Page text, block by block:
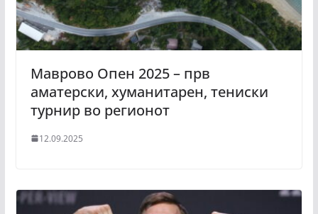
Маврово Опен 2025 – прв
аматерски, хуманитарен, тениски
турнир во регионот
12.09.2025